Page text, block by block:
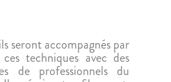
seront accompagnés par
techniques avec des
de professionnels du